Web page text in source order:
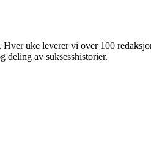
uke leverer vi over 100
deling av suksesshistorier.